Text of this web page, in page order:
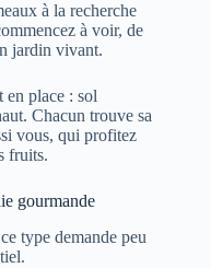
à la recherche
à voir, de
jardin vivant.
en place : sol
Chacun trouve sa
vous, qui profitez
fruits.
gourmande
type demande peu